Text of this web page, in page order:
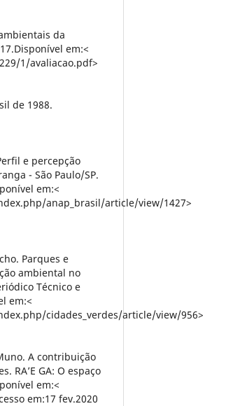
da
em:<
1/avaliacao.pdf>
de 1988.
e percepção
- São Paulo/SP.
em:<
anap_brasil/article/view/1427>
Parques e
ambiental no
Técnico e
em:<
cidades_verdes/article/view/956>
A contribuição
RA’E GA: O espaço
em:<
em:17 fev.2020